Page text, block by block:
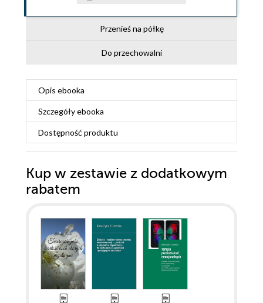
Przenieś na półkę
Do przechowalni
Opis ebooka
Szczegółyebooka
Dostępność produktu
Kup w zestawie z dodatkowym
rabatem